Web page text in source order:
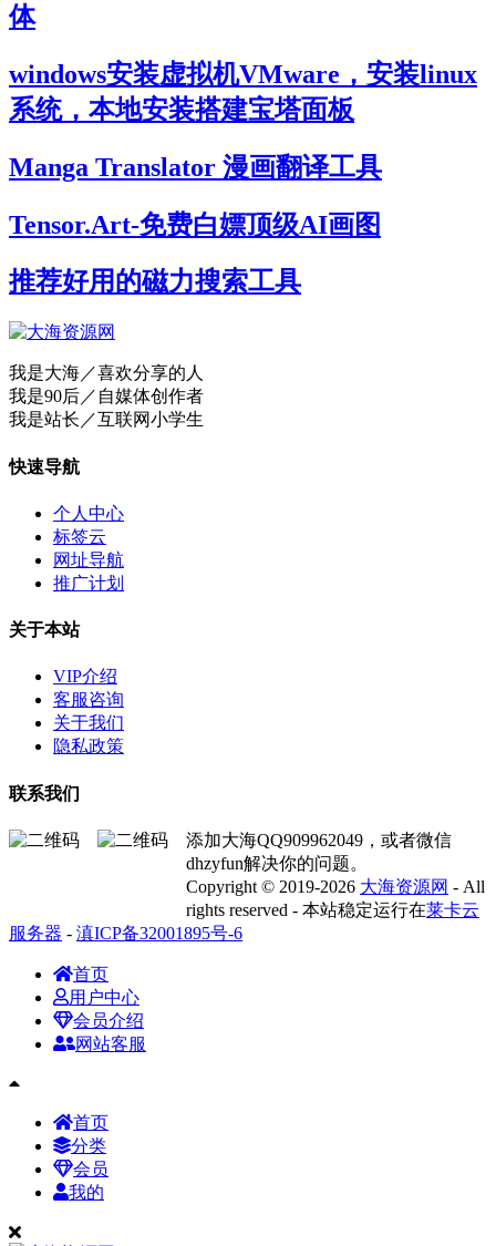
体
windows安装虚拟机VMware，安装linux
系统，本地安装搭建宝塔面板
Manga Translator 漫画翻译工具
Tensor.Art-免费白嫖顶级AI画图
推荐好用的磁力搜索工具
我是大海／喜欢分享的人
我是90后／自媒体创作者
我是站长／互联网小学生
快速导航
个人中心
标签云
网址导航
推广计划
关于本站
VIP介绍
客服咨询
关于我们
隐私政策
联系我们
添加大海QQ909962049，或者微信
dhzyfun解决你的问题。
Copyright © 2019-2026 大海资源网 - All
rights reserved - 本站稳定运行在莱卡云
服务器 - 滇ICP备32001895号-6
首页
用户中心
会员介绍
网站客服
首页
分类
会员
我的